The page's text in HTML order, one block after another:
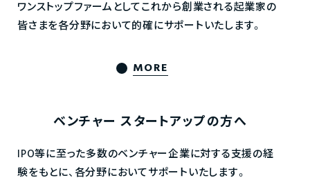
ワンストップファームとしてこれから創業される起業家の
皆さまを各分野において的確にサポートいたします。
MORE
ベンチャー スタートアップの方へ
IPO等に至った多数のベンチャー企業に対する支援の経
験をもとに、各分野においてサポートいたします。